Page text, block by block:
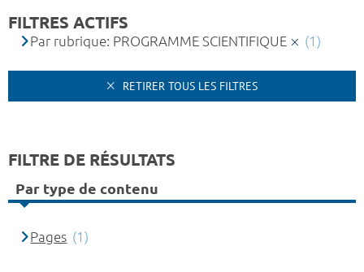
FILTRES ACTIFS
Par rubrique: PROGRAMME SCIENTIFIQUE (1)
RETIRER TOUS LES FILTRES
FILTRE DE RÉSULTATS
Par type de contenu
Pages (1)